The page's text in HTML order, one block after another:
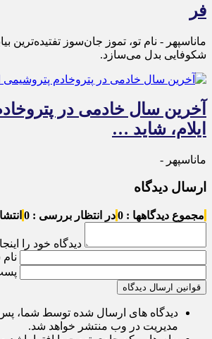
فر
ماناسپهر - نام تو، تموز جان‌سوز تفتیده‌ترین
شکوفایی بدل می‌سازد.
آخرین سال خادمی در
ایلام، شاید …
ماناسپهر -
ارسال دیدگاه
مجموع دیدگاهها : 0 در انتظار بررسی : 0
دیدگاه خود را
قوانین ارسال دیدگاه
دیدگاه های ارسال شده توسط شما، پس
مدیریت در وب منتشر خواهد شد.